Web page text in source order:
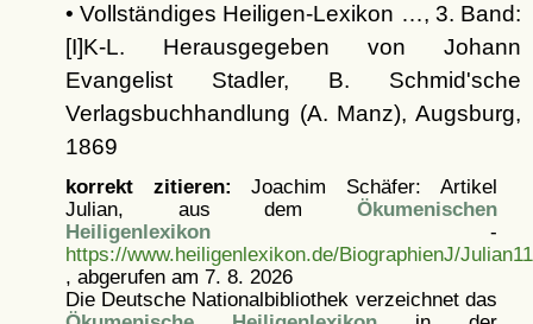
• Vollständiges Heiligen-Lexikon …, 3. Band:
[I]K-L. Herausgegeben von Johann
Evangelist Stadler, B. Schmid'sche
Verlagsbuchhandlung (A. Manz), Augsburg,
1869
korrekt zitieren: Joachim Schäfer: Artikel
Julian, aus dem Ökumenischen
Heiligenlexikon-
https://www.heiligenlexikon.de/BiographienJ/
, abgerufen am 7. 8. 2026
Die Deutsche Nationalbibliothek verzeichnet das